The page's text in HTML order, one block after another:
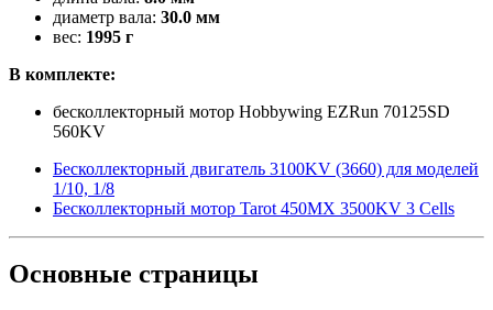
диаметр вала: 30.0 мм
вес: 1995 г
В комплекте:
бесколлекторный мотор Hobbywing EZRun 70125SD
560KV
Бесколлекторный двигатель 3100KV (3660) для моделей
1/10, 1/8
Бесколлекторный мотор Tarot 450MX 3500KV 3 Cells
Основные страницы